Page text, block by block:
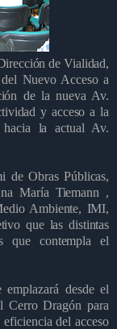
de Vialidad,
Nuevo Acceso a
de la nueva Av.
y acceso a la
la actual Av.
de Obras Públicas,
María Tiemann ,
Ambiente, IMI,
que las distintas
que contempla el
desde el
Cerro Dragón para
del acceso